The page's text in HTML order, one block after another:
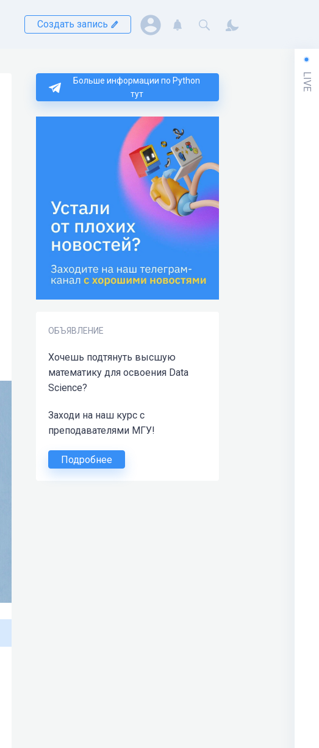
Создать запись
Больше информации по Python
тут
ОБЪЯВЛЕНИЕ
Хочешь подтянуть высшую
математику для освоения Data
Science?
Заходи на наш курс с
преподавателями МГУ!
Подробнее
LIVE